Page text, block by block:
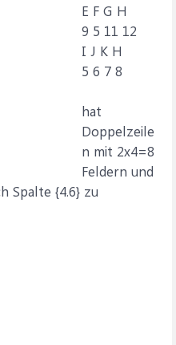
E F G H
9 5 11 12
I J K H
5 6 7 8
hat
Doppelzeile
n mit 2x4=8
Feldern und
Spalte {4.6} zu